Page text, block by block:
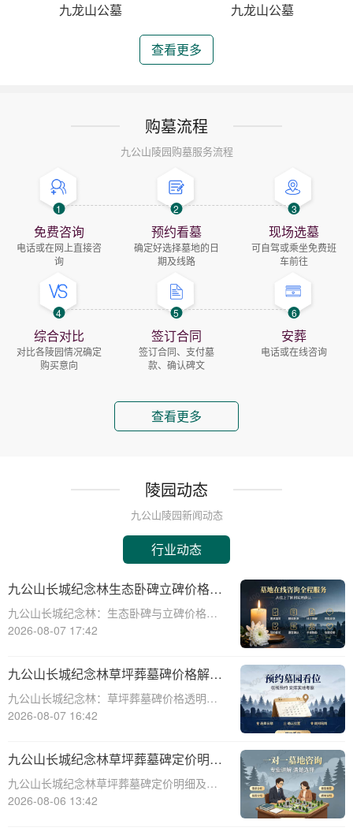
九龙山公墓 九龙山公墓
查看更多
购墓流程
九公山陵园购墓服务流程
1
免费咨询
电话或在网上直接咨
询
2
预约看墓
确定好选择墓地的日
期及线路
3
现场选墓
可自驾或乘坐免费班
车前往
4
综合对比
对比各陵园情况确定
购买意向
5
签订合同
签订合同、支付墓
款、确认碑文
6
安葬
电话或在线咨询
查看更多
陵园动态
九公山陵园新闻动态
行业动态
九公山长城纪念林生态卧碑立碑价格表
详解及活动期赠安葬配套福利解析
九公山长城纪念林：生态卧碑与立碑价格及
活动期赠送配套服务全解析☎ 九公山陵园电
地，九公山长城纪念林凭借其得天独厚的地
理位置和优越的自然环境，成为众
2026-08-07 17:42
九公山长城纪念林草坪葬墓碑价格解析
及赠予绿植养护服务详解
九公山长城纪念林：草坪葬墓碑价格透明，
赠送绿植养护服务☎ 九公山陵园电话:400-
纪念林地之一，致力于为逝者提供环保、庄
重的安葬选择。草坪葬墓碑作为一种
2026-08-07 16:42
九公山长城纪念林草坪葬墓碑定价明细
活动赠绿植养护服务详解
九公山长城纪念林草坪葬墓碑定价明细及活
动赠绿植养护服务详解☎ 九公山陵园电
2026-08-06 13:42